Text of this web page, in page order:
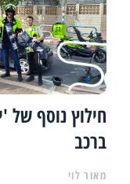
חילוץ נוסף של
ברכב
מאור לוי